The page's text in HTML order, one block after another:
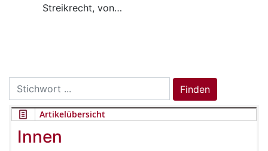
Streikrecht, von…
Search
for:
Finden
Artikelübersicht
Innen